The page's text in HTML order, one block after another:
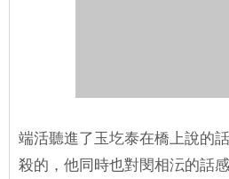
端活聽進了玉圪泰在橋上說的
殺的，他同時也對閔相沄的話